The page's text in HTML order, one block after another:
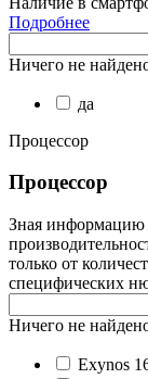
Подробнее
Ничего не
да
Процессор
Процессор
Зная информацию
только от
специфических
Ничего не
Exynos